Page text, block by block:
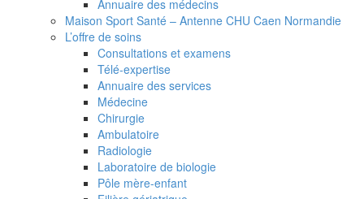
Annuaire des médecins
Maison Sport Santé – Antenne CHU Caen Normandie
L’offre de soins
Consultations et examens
Télé-expertise
Annuaire des services
Médecine
Chirurgie
Ambulatoire
Radiologie
Laboratoire de biologie
Pôle mère-enfant